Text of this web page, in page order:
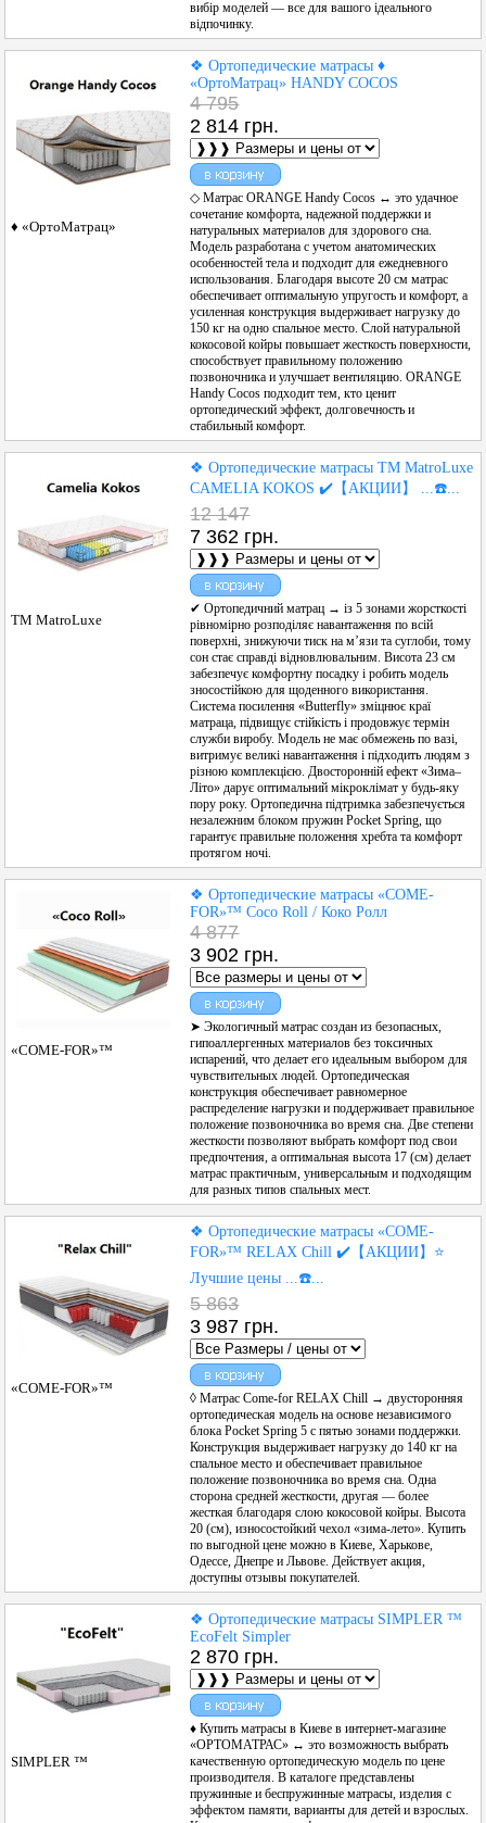
вибір моделей — все для вашого ідеального
відпочинку.
♦ «ОртоМатрац»
❖ Ортопедические матрасы ♦
«ОртоМатрац» HANDY COCOS
4 795
2 814 грн.
◇ Матрас ORANGE Handy Cocos ↔ это удачное
сочетание комфорта, надежной поддержки и
натуральных материалов для здорового сна.
Модель разработана с учетом анатомических
особенностей тела и подходит для ежедневного
использования. Благодаря высоте 20 см матрас
обеспечивает оптимальную упругость и комфорт, а
усиленная конструкция выдерживает нагрузку до
150 кг на одно спальное место. Слой натуральной
кокосовой койры повышает жесткость поверхности,
способствует правильному положению
позвоночника и улучшает вентиляцию. ORANGE
Handy Cocos подходит тем, кто ценит
ортопедический эффект, долговечность и
стабильный комфорт.
ТМ MatroLuxe
❖ Ортопедические матрасы ТМ MatroLuxe
CAMELIA KOKOS ✔️【АКЦИИ】 ...☎️...
12 147
7 362 грн.
✔ Ортопедичний матрац → із 5 зонами жорсткості
рівномірно розподіляє навантаження по всій
поверхні, знижуючи тиск на м’язи та суглоби, тому
сон стає справді відновлювальним. Висота 23 см
забезпечує комфортну посадку і робить модель
зносостійкою для щоденного використання.
Система посилення «Butterfly» зміцнює краї
матраца, підвищує стійкість і продовжує термін
служби виробу. Модель не має обмежень по вазі,
витримує великі навантаження і підходить людям з
різною комплекцією. Двосторонній ефект «Зима–
Літо» дарує оптимальний мікроклімат у будь-яку
пору року. Ортопедична підтримка забезпечується
незалежним блоком пружин Pocket Spring, що
гарантує правильне положення хребта та комфорт
протягом ночі.
«COME-FOR»™
❖ Ортопедические матрасы «COME-
FOR»™ Coco Roll / Коко Ролл
4 877
3 902 грн.
➤ Экологичный матрас создан из безопасных,
гипоаллергенных материалов без токсичных
испарений, что делает его идеальным выбором для
чувствительных людей. Ортопедическая
конструкция обеспечивает равномерное
распределение нагрузки и поддерживает правильное
положение позвоночника во время сна. Две степени
жесткости позволяют выбрать комфорт под свои
предпочтения, а оптимальная высота 17 (см) делает
матрас практичным, универсальным и подходящим
для разных типов спальных мест.
«COME-FOR»™
❖ Ортопедические матрасы «COME-
FOR»™ RELAX Chill ✔️【АКЦИИ】⭐️
Лучшие цены ...☎️...
5 863
3 987 грн.
◊ Матрас Come-for RELAX Chill → двусторонняя
ортопедическая модель на основе независимого
блока Pocket Spring 5 с пятью зонами поддержки.
Конструкция выдерживает нагрузку до 140 кг на
спальное место и обеспечивает правильное
положение позвоночника во время сна. Одна
сторона средней жесткости, другая — более
жесткая благодаря слою кокосовой койры. Высота
20 (см), износостойкий чехол «зима-лето». Купить
по выгодной цене можно в Киеве, Харькове,
Одессе, Днепре и Львове. Действует акция,
доступны отзывы покупателей.
SIMPLER ™
❖ Ортопедические матрасы SIMPLER ™
EcoFelt Simpler
2 870 грн.
♦ Купить матрасы в Киеве в интернет-магазине
«ОРТОМАТРАС» ↔ это возможность выбрать
качественную ортопедическую модель по цене
производителя. В каталоге представлены
пружинные и беспружинные матрасы, изделия с
эффектом памяти, варианты для детей и взрослых.